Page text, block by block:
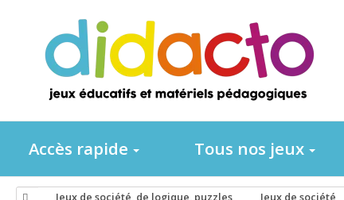
Accès rapide Tous nos jeux
Jeux de société, de logique, puzzles Jeux de société